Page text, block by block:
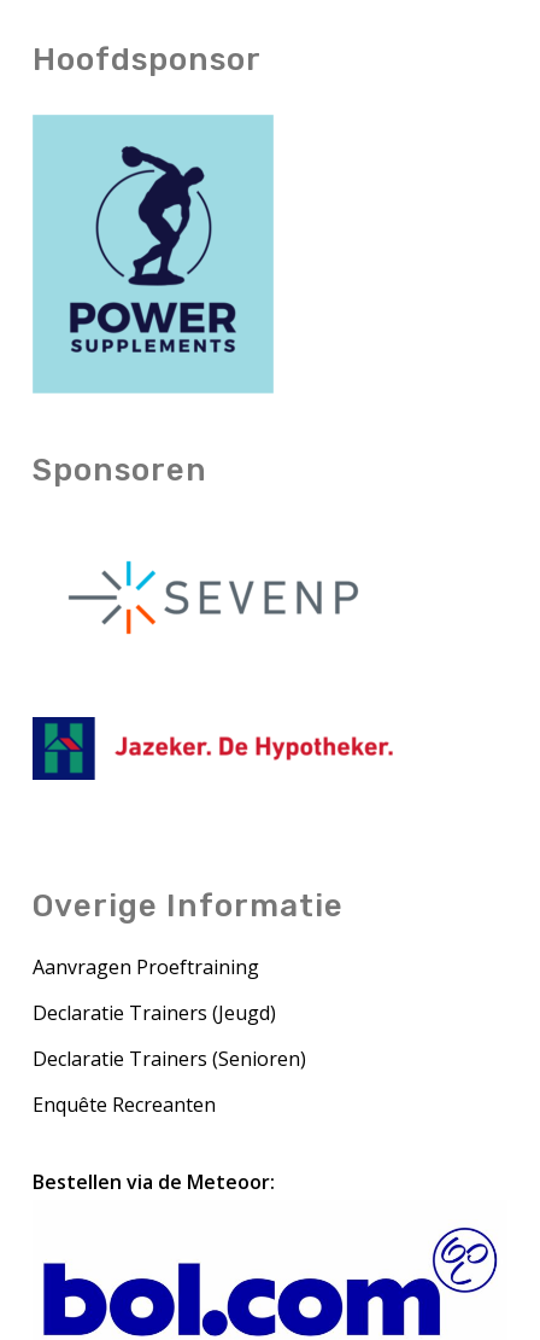
Hoofdsponsor
Sponsoren
Overige Informatie
Aanvragen Proeftraining
Declaratie Trainers (Jeugd)
Declaratie Trainers (Senioren)
Enquête Recreanten
Bestellen via de Meteoor: